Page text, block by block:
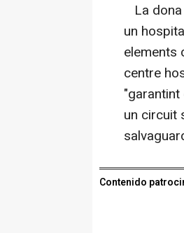
La
un
elements
centre
un circuit
Contenido